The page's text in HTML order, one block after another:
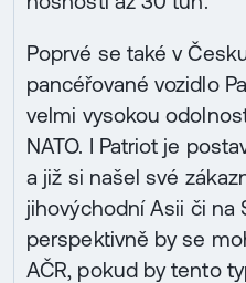
Poprvé se také v
pancéřované vozidlo
velmi vysokou
NATO. I Patriot je
a již si našel své
jihovýchodní Asii či na
perspektivně by se
AČR, pokud by tento